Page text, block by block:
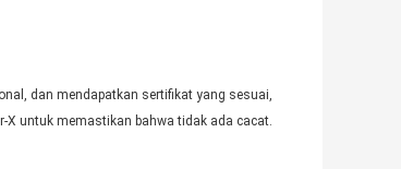
dan mendapatkan sertifikat yang sesuai,
X untuk memastikan bahwa tidak ada cacat.